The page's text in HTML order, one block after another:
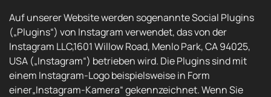
Auf unserer Website werden sogenannte Social Plugins
(„Plugins“) von Instagram verwendet, das von der
Instagram LLC,1601 Willow Road, Menlo Park, CA 94025,
USA („Instagram“) betrieben wird. Die Plugins sind mit
einem Instagram-Logo beispielsweise in Form
einer„Instagram-Kamera“ gekennzeichnet. Wenn Sie